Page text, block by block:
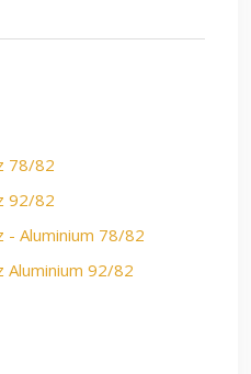
78/82
92/82
Aluminium 78/82
92/82